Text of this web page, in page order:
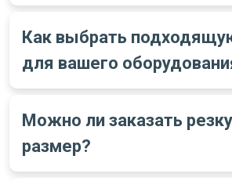
Как выбрать
для вашего
Можно ли заказать
размер?